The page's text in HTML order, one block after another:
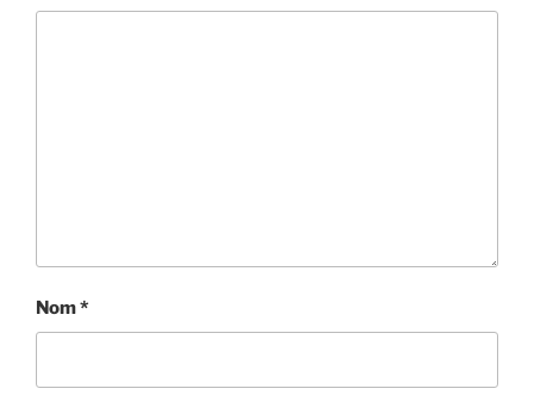
Nom*